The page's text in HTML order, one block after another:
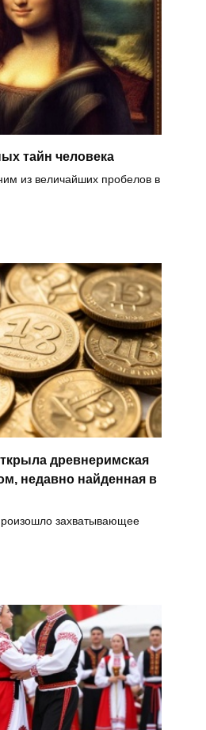
тайн человека
из величайших пробелов в
древнеримская
недавно найденная в
захватывающее